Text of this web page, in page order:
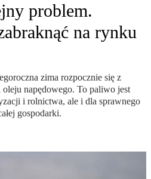
problem.
na rynku
zima rozpocznie się z
napędowego. To paliwo jest
i rolnictwa, ale i dla sprawnego
gospodarki.